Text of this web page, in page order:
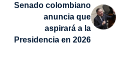
Senado colombiano
anuncia que
aspirará a la
Presidencia en 2026